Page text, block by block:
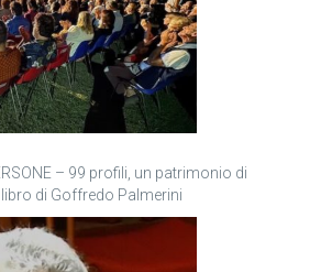
– 99 profili, un patrimonio di
di Goffredo Palmerini